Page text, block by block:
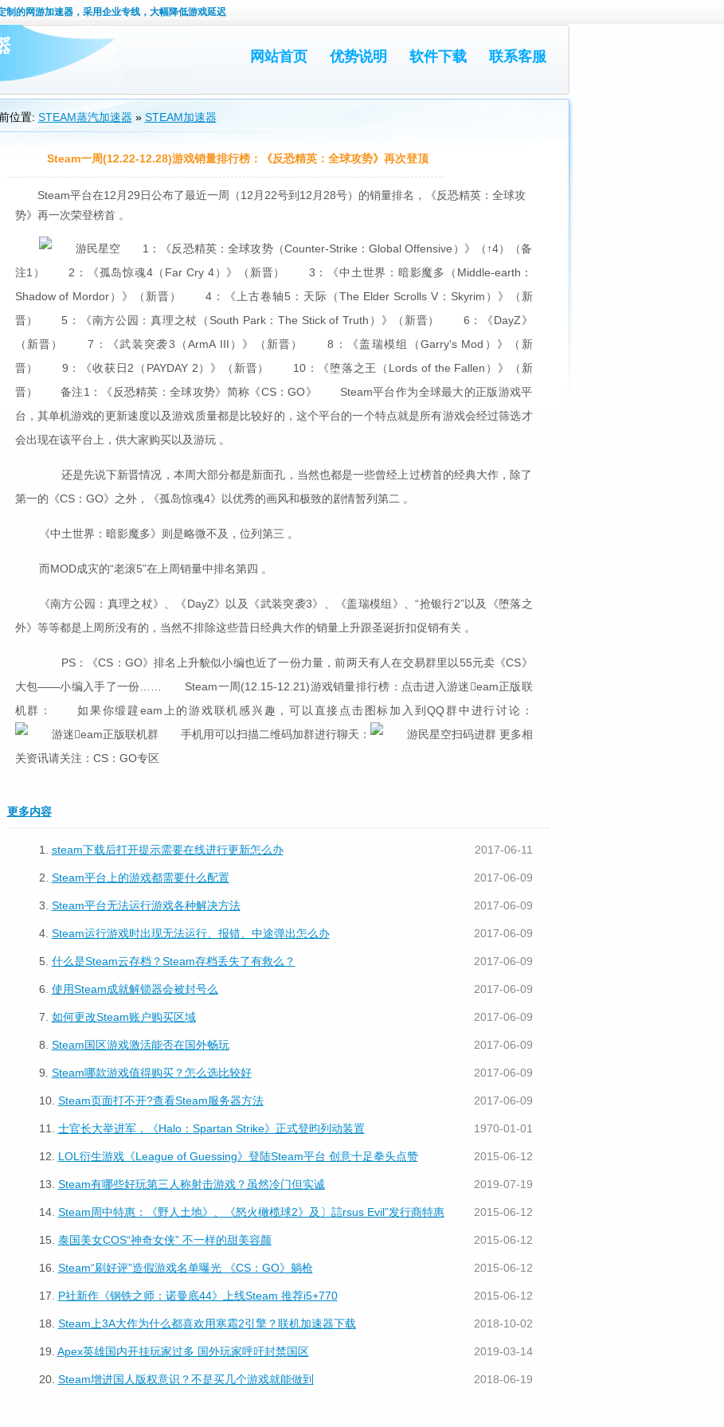
制的网游加速器，采用企业专线，大幅降低游戏延迟
网站首页 优势说明 软件下载 联系客服
位置: STEAM蒸汽加速器 » STEAM加速器
Steam一周(12.22-12.28)游戏销量排行榜：《反恐精英：全球攻势》再次登顶
Steam平台在12月29日公布了最近一周（12月22号到12月28号）的销量排名，《反恐精英：全球攻
势》再一次荣登榜首 。
1：《反恐精英：全球攻势（Counter-Strike：Global Offensive）》（↑4）（备
注1） 2：《孤岛惊魂4（Far Cry 4）》（新晋） 3：《中土世界：暗影魔多（Middle-earth：
Shadow of Mordor）》（新晋） 4：《上古卷轴5：天际（The Elder Scrolls V：Skyrim）》（新
晋） 5：《南方公园：真理之杖（South Park：The Stick of Truth）》（新晋） 6：《DayZ》
（新晋） 7：《武装突袭3（ArmA III）》（新晋） 8：《盖瑞模组（Garry's Mod）》（新
晋） 9：《收获日2（PAYDAY 2）》（新晋） 10：《堕落之王（Lords of the Fallen）》（新
晋） 备注1：《反恐精英：全球攻势》简称《CS：GO》 Steam平台作为全球最大的正版游戏平
台，其单机游戏的更新速度以及游戏质量都是比较好的，这个平台的一个特点就是所有游戏会经过筛选才
会出现在该平台上，供大家购买以及游玩 。
还是先说下新晋情况，本周大部分都是新面孔，当然也都是一些曾经上过榜首的经典大作，除了
第一的《CS：GO》之外，《孤岛惊魂4》以优秀的画风和极致的剧情暂列第二 。
《中土世界：暗影魔多》则是略微不及，位列第三 。
而MOD成灾的“老滚5”在上周销量中排名第四 。
《南方公园：真理之杖》、《DayZ》以及《武装突袭3》、《盖瑞模组》、“抢银行2”以及《堕落之
外》等等都是上周所没有的，当然不排除这些昔日经典大作的销量上升跟圣诞折扣促销有关 。
PS：《CS：GO》排名上升貌似小编也近了一份力量，前两天有人在交易群里以55元卖《CS》
大包——小编入手了一份…… Steam一周(12.15-12.21)游戏销量排行榜：点击进入游迷eam正版联
机群： 如果你缎韙eam上的游戏联机感兴趣，可以直接点击图标加入到QQ群中进行讨论：
手机用可以扫描二维码加群进行聊天：
扫码进群 更多相
关资讯请关注：CS：GO专区
更多内容
1. steam下载后打开提示需要在线进行更新怎么办 2017-06-11
2. Steam平台上的游戏都需要什么配置 2017-06-09
3. Steam平台无法运行游戏各种解决方法 2017-06-09
4. Steam运行游戏时出现无法运行、报错、中途弹出怎么办 2017-06-09
5. 什么是Steam云存档？Steam存档丢失了有救么？ 2017-06-09
6. 使用Steam成就解锁器会被封号么 2017-06-09
7. 如何更改Steam账户购买区域 2017-06-09
8. Steam国区游戏激活能否在国外畅玩 2017-06-09
9. Steam哪款游戏值得购买？怎么选比较好 2017-06-09
10. Steam页面打不开?查看Steam服务器方法 2017-06-09
11. 士官长大举进军，《Halo：Spartan Strike》正式登昀列动装置 1970-01-01
12. LOL衍生游戏《League of Guessing》登陆Steam平台 创意十足拳头点赞 2015-06-12
13. Steam有哪些好玩第三人称射击游戏？虽然冷门但实诚 2019-07-19
14. Steam周中特惠：《野人土地》、《怒火橄榄球2》及〕誩rsus Evil”发行商特惠 2015-06-12
15. 泰国美女COS“神奇女侠” 不一样的甜美容颜 2015-06-12
16. Steam“刷好评”造假游戏名单曝光 《CS：GO》躺枪 2015-06-12
17. P社新作《钢铁之师：诺曼底44》上线Steam 推荐i5+770 2015-06-12
18. Steam上3A大作为什么都喜欢用寒霜2引擎？联机加速器下载 2018-10-02
19. Apex英雄国内开挂玩家过多 国外玩家呼吁封禁国区 2019-03-14
20. Steam增进国人版权意识？不是买几个游戏就能做到 2018-06-19